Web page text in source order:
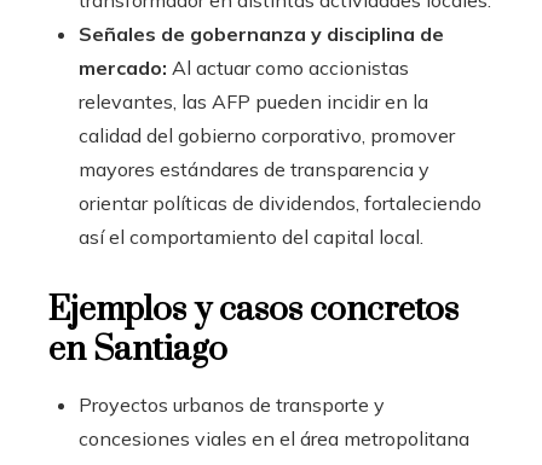
Señales de gobernanza y disciplina de
mercado: Al actuar como accionistas
relevantes, las AFP pueden incidir en la
calidad del gobierno corporativo, promover
mayores estándares de transparencia y
orientar políticas de dividendos, fortaleciendo
así el comportamiento del capital local.
Ejemplos y casos concretos
en Santiago
Proyectos urbanos de transporte y
concesiones viales en el área metropolitana